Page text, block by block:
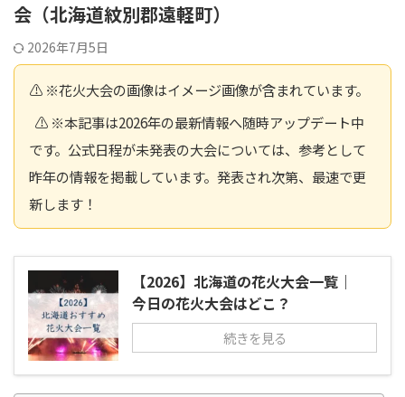
会（北海道紋別郡遠軽町）
2026年7月5日
⚠️ ※花火大会の画像はイメージ画像が含まれています。
⚠️ ※本記事は2026年の最新情報へ随時アップデート中
です。公式日程が未発表の大会については、参考として
昨年の情報を掲載しています。発表され次第、最速で更
新します！
【2026】北海道の花火大会一覧｜
今日の花火大会はどこ？
続きを見る